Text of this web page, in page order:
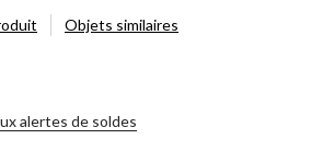
Objets similaires
alertes de soldes